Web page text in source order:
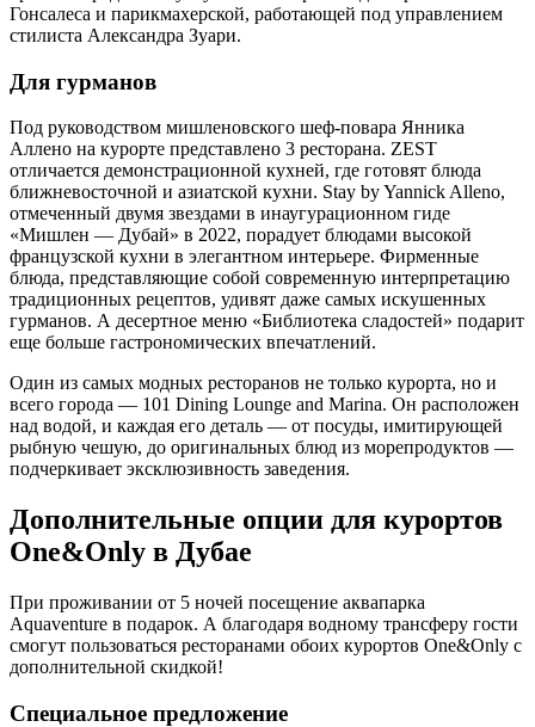
Гонсалеса и парикмахерской, работающей под управлением
стилиста Александра Зуари.
Для гурманов
Под руководством мишленовского шеф-повара Янника
Аллено на курорте представлено 3 ресторана. ZEST
отличается демонстрационной кухней, где готовят блюда
ближневосточной и азиатской кухни. Stay by Yannick Alleno,
отмеченный двумя звездами в инаугурационном гиде
«Мишлен — Дубай» в 2022, порадует блюдами высокой
французской кухни в элегантном интерьере. Фирменные
блюда, представляющие собой современную интерпретацию
традиционных рецептов, удивят даже самых искушенных
гурманов. А десертное меню «Библиотека сладостей» подарит
еще больше гастрономических впечатлений.
Один из самых модных ресторанов не только курорта, но и
всего города — 101 Dining Lounge and Marina. Он расположен
над водой, и каждая его деталь — от посуды, имитирующей
рыбную чешую, до оригинальных блюд из морепродуктов —
подчеркивает эксклюзивность заведения.
Дополнительные опции для курортов
One&Only в Дубае
При проживании от 5 ночей посещение аквапарка
Aquaventure в подарок. А благодаря водному трансферу гости
смогут пользоваться ресторанами обоих курортов One&Only с
дополнительной скидкой!
Специальное предложение